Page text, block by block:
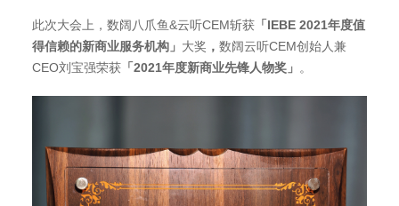
此次大会上，数阔八爪鱼&云听CEM斩获「IEBE 2021年度值
得信赖的新商业服务机构」 大奖 ， 数阔云听CEM创始人兼
CEO刘宝强荣获「2021年度新商业先锋人物奖」 。